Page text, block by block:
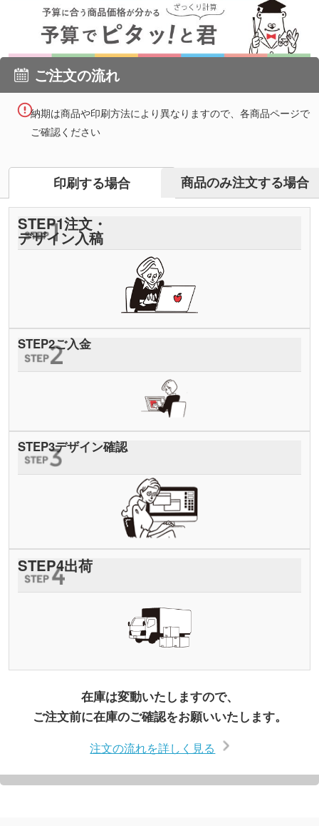
ご注文の流れ
納期は商品や印刷方法により異なりますので、各商品ページで
ご確認ください
印刷する場合 商品のみ注文する場合
STEP1注文・
デザイン入稿
STEP2ご入金
STEP3デザイン確認
STEP4出荷
在庫は変動いたしますので、
ご注文前に在庫のご確認をお願いいたします。
注文の流れを詳しく見る